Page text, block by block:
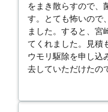
をまき散らすので、
す。とても怖いので
ました。すると、宮
てくれました。見積
ウモリ駆除を申し込
去していただけたの